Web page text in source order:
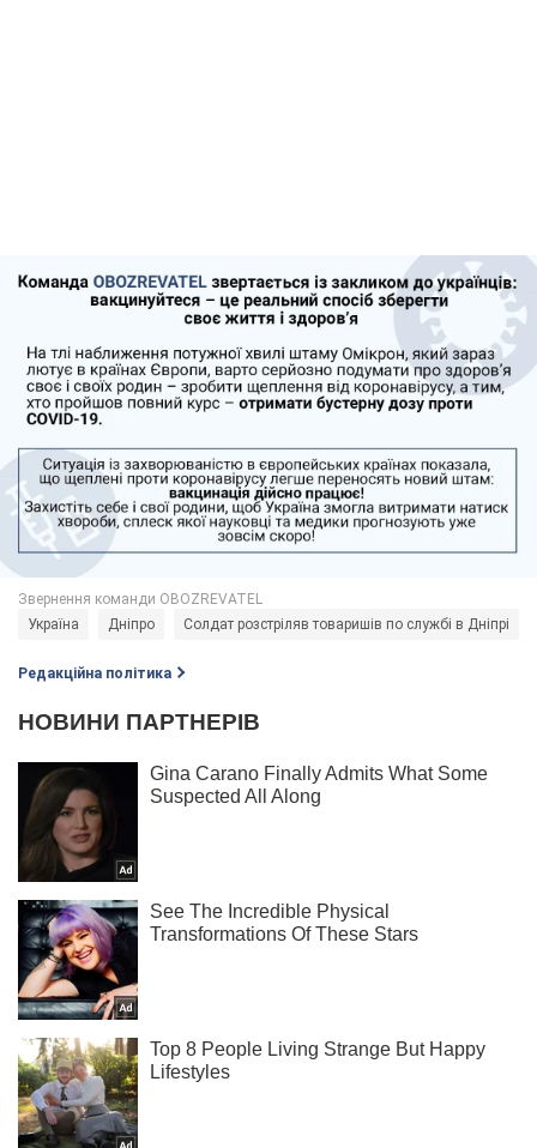
Україна Дніпро Солдат розстріляв товаришів по службі в Дніпрі
Редакційна політика